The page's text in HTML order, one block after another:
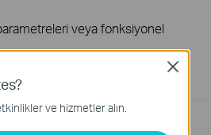
veya fonksiyonel
in Features and Application
ve hizmetler alın.
Close